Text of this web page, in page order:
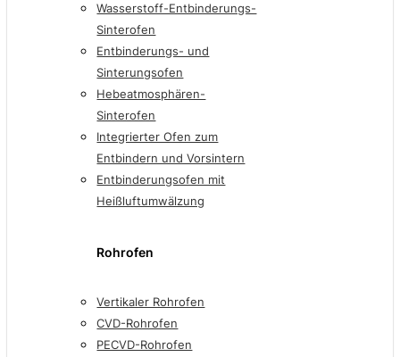
Wasserstoff-Entbinderungs-
Sinterofen
Entbinderungs- und
Sinterungsofen
Hebeatmosphären-
Sinterofen
Integrierter Ofen zum
Entbindern und Vorsintern
Entbinderungsofen mit
Heißluftumwälzung
Rohrofen
Vertikaler Rohrofen
CVD-Rohrofen
PECVD-Rohrofen